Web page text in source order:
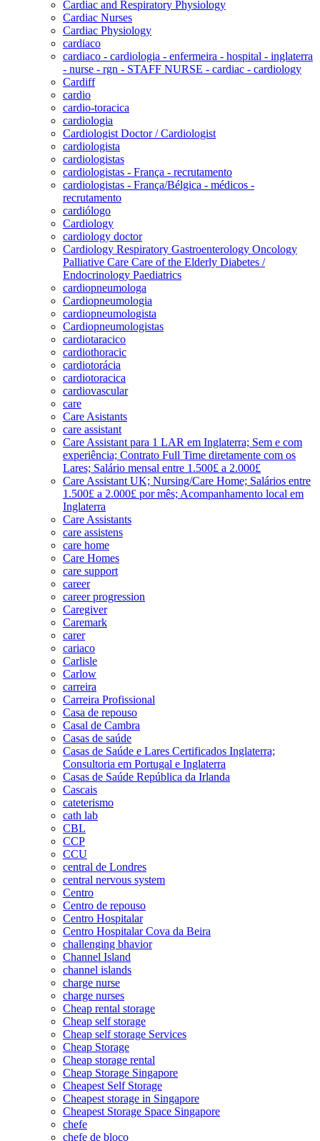
Cardiac and Respiratory Physiology
Cardiac Nurses
Cardiac Physiology
cardiaco
cardiaco - cardiologia - enfermeira - hospital - inglaterra
- nurse - rgn - STAFF NURSE - cardiac - cardiology
Cardiff
cardio
cardio-toracica
cardiologia
Cardiologist Doctor / Cardiologist
cardiologista
cardiologistas
cardiologistas - França - recrutamento
cardiologistas - França/Bélgica - médicos -
recrutamento
cardiólogo
Cardiology
cardiology doctor
Cardiology Respiratory Gastroenterology Oncology
Palliative Care Care of the Elderly Diabetes /
Endocrinology Paediatrics
cardiopneumologa
Cardiopneumologia
cardiopneumologista
Cardiopneumologistas
cardiotaracico
cardiothoracic
cardiotorácia
cardiotoracica
cardiovascular
care
Care Asistants
care assistant
Care Assistant para 1 LAR em Inglaterra; Sem e com
experiência; Contrato Full Time diretamente com os
Lares; Salário mensal entre 1.500£ a 2.000£
Care Assistant UK; Nursing/Care Home; Salários entre
1.500£ a 2.000£ por mês; Acompanhamento local em
Inglaterra
Care Assistants
care assistens
care home
Care Homes
care support
career
career progression
Caregiver
Caremark
carer
cariaco
Carlisle
Carlow
carreira
Carreira Profissional
Casa de repouso
Casal de Cambra
Casas de saúde
Casas de Saúde e Lares Certificados Inglaterra;
Consultoria em Portugal e Inglaterra
Casas de Saúde República da Irlanda
Cascais
cateterismo
cath lab
CBL
CCP
CCU
central de Londres
central nervous system
Centro
Centro de repouso
Centro Hospitalar
Centro Hospitalar Cova da Beira
challenging bhavior
Channel Island
channel islands
charge nurse
charge nurses
Cheap rental storage
Cheap self storage
Cheap self storage Services
Cheap Storage
Cheap storage rental
Cheap Storage Singapore
Cheapest Self Storage
Cheapest storage in Singapore
Cheapest Storage Space Singapore
chefe
chefe de bloco